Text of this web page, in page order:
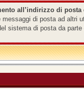
all’indirizzo di
di posta ad altri
sistema di posta da